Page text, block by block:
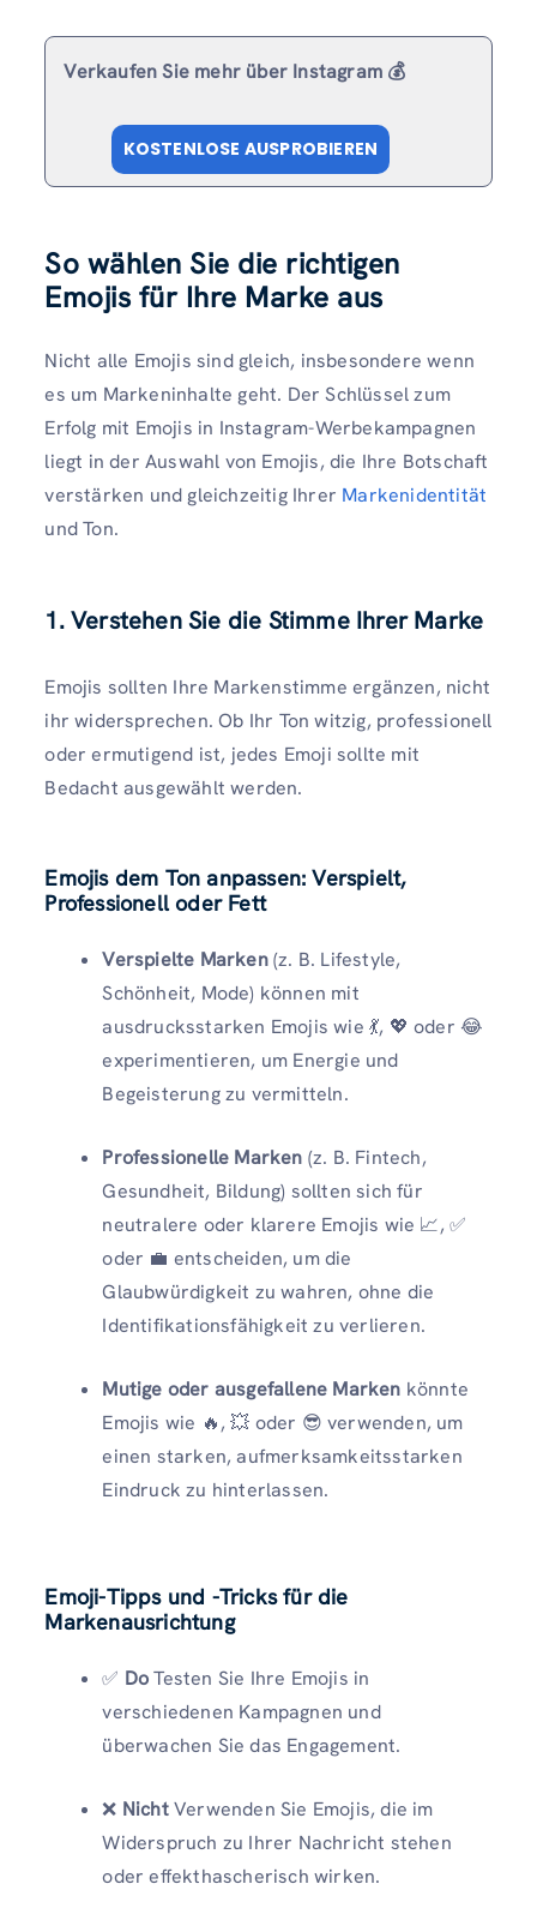
Verkaufen Sie mehr über Instagram 💰
KOSTENLOSE AUSPROBIEREN
So wählen Sie die richtigen
Emojis für Ihre Marke aus
Nicht alle Emojis sind gleich, insbesondere wenn
es um Markeninhalte geht. Der Schlüssel zum
Erfolg mit Emojis in Instagram-Werbekampagnen
liegt in der Auswahl von Emojis, die Ihre Botschaft
verstärken und gleichzeitig Ihrer Markenidentität
und Ton.
1. Verstehen Sie die Stimme Ihrer Marke
Emojis sollten Ihre Markenstimme ergänzen, nicht
ihr widersprechen. Ob Ihr Ton witzig, professionell
oder ermutigend ist, jedes Emoji sollte mit
Bedacht ausgewählt werden.
Emojis dem Ton anpassen: Verspielt,
Professionell oder Fett
Verspielte Marken(z. B. Lifestyle,
Schönheit, Mode) können mit
ausdrucksstarken Emojis wie 💃, 💖 oder 😂
experimentieren, um Energie und
Begeisterung zu vermitteln.
Professionelle Marken (z. B. Fintech,
Gesundheit, Bildung) sollten sich für
neutralere oder klarere Emojis wie 📈, ✅
oder 💼 entscheiden, um die
Glaubwürdigkeit zu wahren, ohne die
Identifikationsfähigkeit zu verlieren.
Mutige oder ausgefallene Marken könnte
Emojis wie 🔥, 💥 oder 😎 verwenden, um
einen starken, aufmerksamkeitsstarken
Eindruck zu hinterlassen.
Emoji-Tipps und -Tricks für die
Markenausrichtung
✅ DoTesten Sie Ihre Emojis in
verschiedenen Kampagnen und
überwachen Sie das Engagement.
❌ NichtVerwenden Sie Emojis, die im
Widerspruch zu Ihrer Nachricht stehen
oder effekthascherisch wirken.